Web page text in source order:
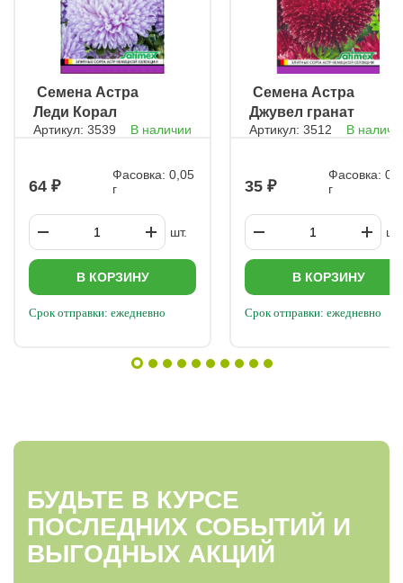
ㅤ Семена Астра
Леди Корал
лавандовая
Артикул: 3539 В наличии
64
Фасовка: 0,05
г
шт.
В КОРЗИНУ
Срок отправки: ежедневно
ㅤ Семена Астра
Джувел гранат
Артикул: 3512 В
35
Фасовка:
г
шт.
В КОРЗИНУ
Срок отправки: ежедневно
БУДЬТЕ В КУРСЕ
ПОСЛЕДНИХ СОБЫТИЙ И
ВЫГОДНЫХ АКЦИЙ